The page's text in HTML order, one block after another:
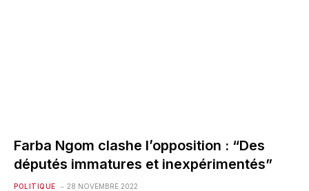
Farba Ngom clashe l’opposition : “Des
députés immatures et inexpérimentés”
POLITIQUE 28 NOVEMBRE 2022